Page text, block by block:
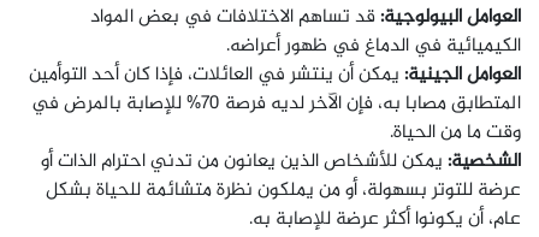
العوامل البيولوجية:قد تساهم الاختلافات في بعض المواد
الكيميائية في الدماغ في ظهور أعراضه.
العوامل الجينية:يمكن أن ينتشر في العائلات، فإذا كان أحد التوأمين
المتطابق مصابا به، فإن الآخر لديه فرصة 70% للإصابة بالمرض في
وقت ما من الحياة.
الشخصية:يمكن للأشخاص الذين يعانون من تدني احترام الذات أو
عرضة للتوتر بسهولة، أو من يملكون نظرة متشائمة للحياة بشكل
عام، أن يكونوا أكثر عرضة للإصابة به.